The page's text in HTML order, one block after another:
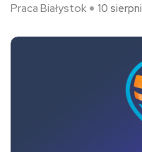
Praca Białystok
10